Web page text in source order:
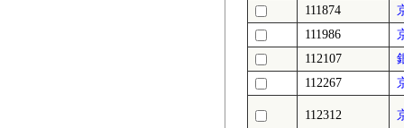
111874
111986
112107
112267
112312